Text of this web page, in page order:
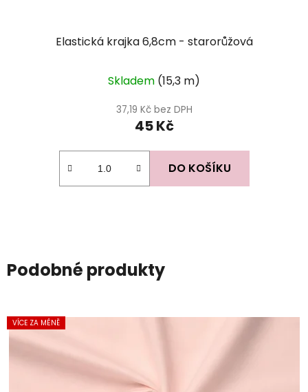
Elastická krajka 6,8cm - starorůžová
Skladem (15,3 m)
37,19 Kč bez DPH
45 Kč
DO KOŠÍKU
Podobné produkty
VÍCE ZA MÉNĚ